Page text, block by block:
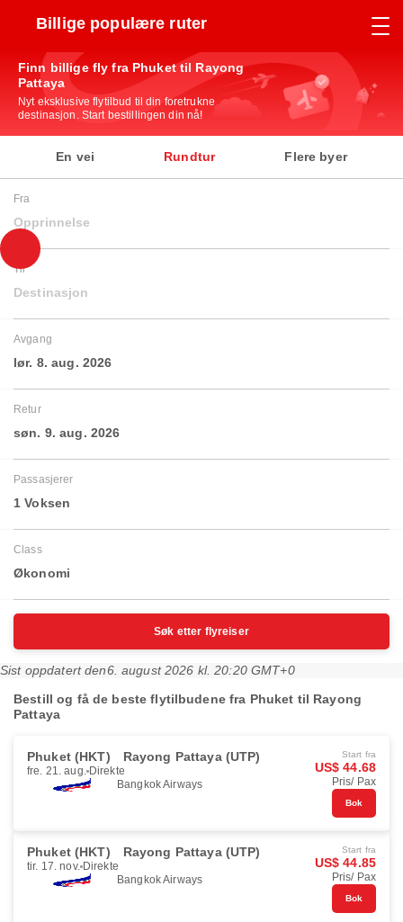
Billige populære ruter
Finn billige fly fra Phuket til Rayong
Pattaya
Nyt eksklusive flytilbud til din foretrukne
destinasjon. Start bestillingen din nå!
En vei Rundtur Flere byer
Fra
Opprinnelse
Til
Destinasjon
Avgang
lør. 8. aug. 2026
Retur
søn. 9. aug. 2026
Passasjerer
1 Voksen
Class
Økonomi
Søk etter flyreiser
Sist oppdatert den6. august 2026 kl. 20:20 GMT+0
Bestill og få de beste flytilbudene fra Phuket til Rayong
Pattaya
Phuket (HKT) Rayong Pattaya (UTP)
fre. 21. aug. Direkte
Bangkok Airways
Start fra
US$ 44.68
Pris/ Pax
Bok
Phuket (HKT) Rayong Pattaya (UTP)
tir. 17. nov. Direkte
Bangkok Airways
Start fra
US$ 44.85
Pris/ Pax
Bok